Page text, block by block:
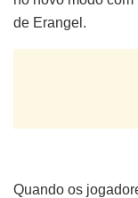
de Erangel.
Quando os